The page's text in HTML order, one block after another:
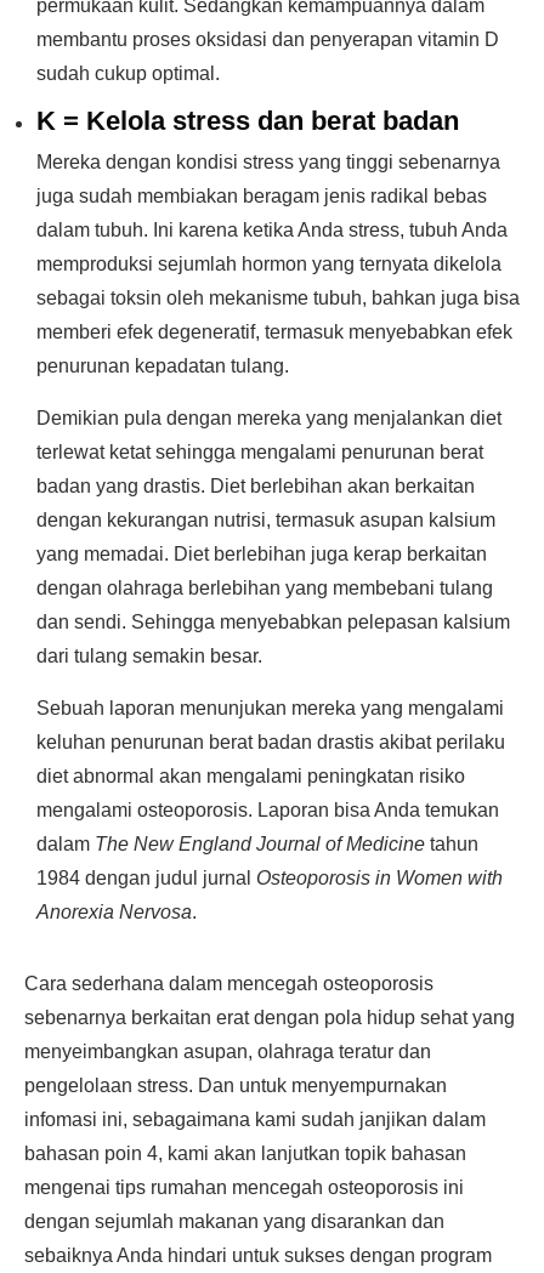
permukaan kulit. Sedangkan kemampuannya dalam
membantu proses oksidasi dan penyerapan vitamin D
sudah cukup optimal.
K = Kelola stress dan berat badan
Mereka dengan kondisi stress yang tinggi sebenarnya
juga sudah membiakan beragam jenis radikal bebas
dalam tubuh. Ini karena ketika Anda stress, tubuh Anda
memproduksi sejumlah hormon yang ternyata dikelola
sebagai toksin oleh mekanisme tubuh, bahkan juga bisa
memberi efek degeneratif, termasuk menyebabkan efek
penurunan kepadatan tulang.
Demikian pula dengan mereka yang menjalankan diet
terlewat ketat sehingga mengalami penurunan berat
badan yang drastis. Diet berlebihan akan berkaitan
dengan kekurangan nutrisi, termasuk asupan kalsium
yang memadai. Diet berlebihan juga kerap berkaitan
dengan olahraga berlebihan yang membebani tulang
dan sendi. Sehingga menyebabkan pelepasan kalsium
dari tulang semakin besar.
Sebuah laporan menunjukan mereka yang mengalami
keluhan penurunan berat badan drastis akibat perilaku
diet abnormal akan mengalami peningkatan risiko
mengalami osteoporosis. Laporan bisa Anda temukan
dalam The New England Journal of Medicine tahun
1984 dengan judul jurnal Osteoporosis in Women with
Anorexia Nervosa.
Cara sederhana dalam mencegah osteoporosis
sebenarnya berkaitan erat dengan pola hidup sehat yang
menyeimbangkan asupan, olahraga teratur dan
pengelolaan stress. Dan untuk menyempurnakan
infomasi ini, sebagaimana kami sudah janjikan dalam
bahasan poin 4, kami akan lanjutkan topik bahasan
mengenai tips rumahan mencegah osteoporosis ini
dengan sejumlah makanan yang disarankan dan
sebaiknya Anda hindari untuk sukses dengan program